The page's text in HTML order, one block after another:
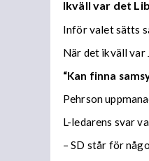
Ikväll var det
Inför valet sätts
När det ikväll var
“Kan finna
Pehrson
L-ledarens svar
– SD står för